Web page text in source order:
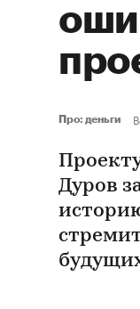
Про: деньги
Дуров